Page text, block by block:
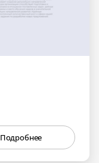
Подробнее